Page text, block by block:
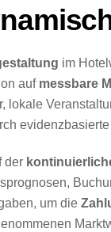
im
auf messbare
lokale
der
um die